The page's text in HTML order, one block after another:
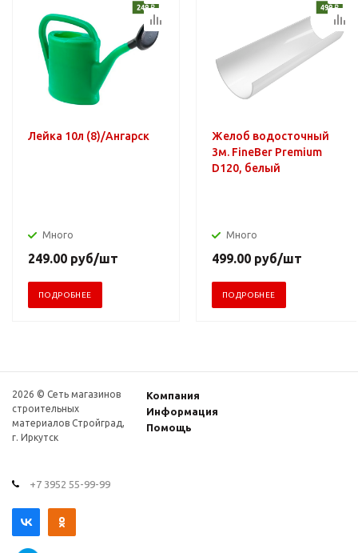
Лейка 10л (8)/Ангарск
Много
249.00 руб/шт
ПОДРОБНЕЕ
Желоб водосточный
3м. FineBer Premium
D120, белый
Много
499.00 руб/шт
ПОДРОБНЕЕ
2026 © Сеть магазинов
строительных
материалов Стройград,
г. Иркутск
Компания
Информация
Помощь
+7 3952 55-99-99